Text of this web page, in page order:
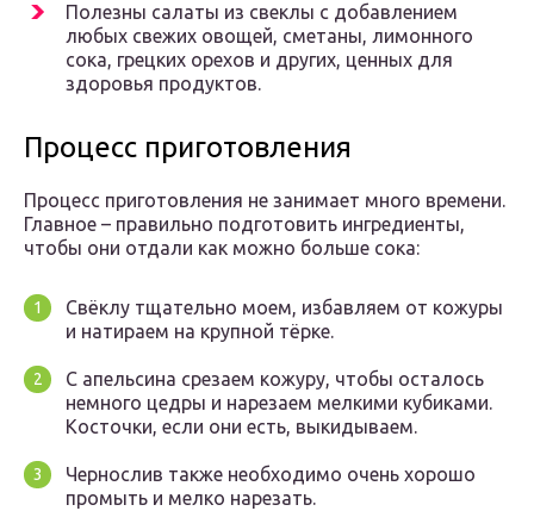
Полезны салаты из свеклы с добавлением
любых свежих овощей, сметаны, лимонного
сока, грецких орехов и других, ценных для
здоровья продуктов.
Процесс приготовления
Процесс приготовления не занимает много времени.
Главное – правильно подготовить ингредиенты,
чтобы они отдали как можно больше сока:
Свёклу тщательно моем, избавляем от кожуры
и натираем на крупной тёрке.
С апельсина срезаем кожуру, чтобы осталось
немного цедры и нарезаем мелкими кубиками.
Косточки, если они есть, выкидываем.
Чернослив также необходимо очень хорошо
промыть и мелко нарезать.